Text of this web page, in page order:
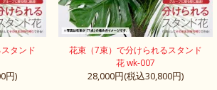
タンド
円)
花束（7束）で分けられるスタンド
花 wk-007
28,000円(税込30,800円)